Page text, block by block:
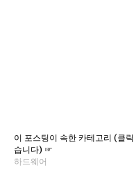
이 포스팅이 속한 카테고리 (클
습니다) ☞
하드웨어